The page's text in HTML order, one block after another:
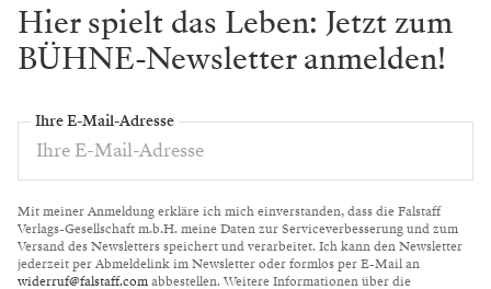
Hier spielt das Leben: Jetzt zum
BÜHNE-Newsletter anmelden!
Ihre E-Mail-Adresse
Mit meiner Anmeldung erkläre ich mich einverstanden, dass die Falstaff
Verlags-Gesellschaft m.b.H. meine Daten zur Serviceverbesserung und zum
Versand des Newsletters speichert und verarbeitet. Ich kann den Newsletter
jederzeit per Abmeldelink im Newsletter oder formlos per E-Mail an
widerruf@falstaff.comabbestellen. Weitere Informationen über die